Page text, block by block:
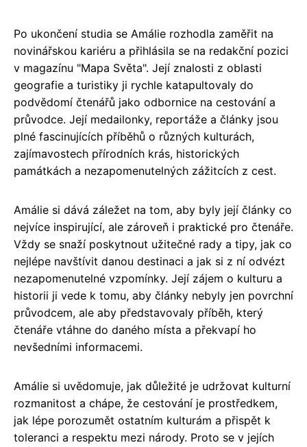
Po ukončení studia se Amálie rozhodla zaměřit na
novinářskou kariéru a přihlásila se na redakční pozici
v magazínu "Mapa Světa". Její znalosti z oblasti
geografie a turistiky ji rychle katapultovaly do
podvědomí čtenářů jako odbornice na cestování a
průvodce. Její medailonky, reportáže a články jsou
plné fascinujících příběhů o různých kulturách,
zajímavostech přírodních krás, historických
památkách a nezapomenutelných zážitcích z cest.
Amálie si dává záležet na tom, aby byly její články co
nejvíce inspirující, ale zároveň i praktické pro čtenáře.
Vždy se snaží poskytnout užitečné rady a tipy, jak co
nejlépe navštívit danou destinaci a jak si z ní odvézt
nezapomenutelné vzpomínky. Její zájem o kulturu a
historii ji vede k tomu, aby články nebyly jen povrchní
průvodcem, ale aby představovaly příběh, který
čtenáře vtáhne do daného místa a překvapí ho
nevšedními informacemi.
Amálie si uvědomuje, jak důležité je udržovat kulturní
rozmanitost a chápe, že cestování je prostředkem,
jak lépe porozumět ostatním kulturám a přispět k
toleranci a respektu mezi národy. Proto se v jejích